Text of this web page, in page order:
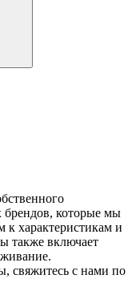
брендов, которые мы
характеристикам и
также включает
свяжитесь с нами по